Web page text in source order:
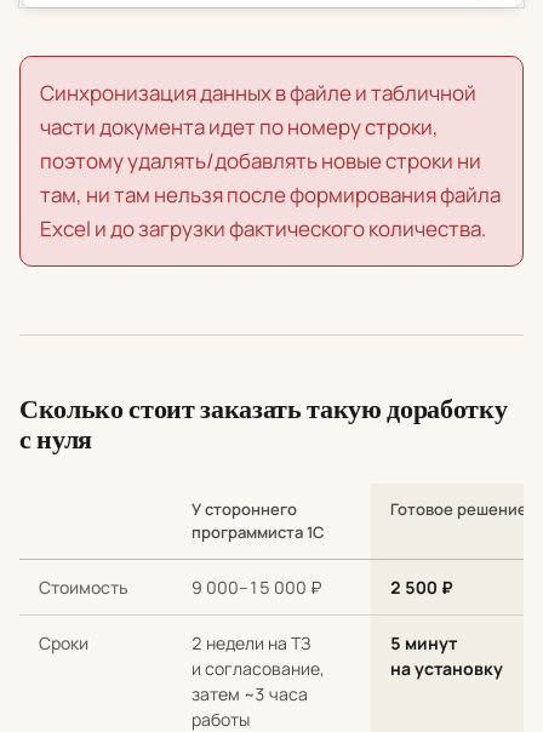
Синхронизация данных в файле и табличной
части документа идет по номеру строки,
поэтому удалять/добавлять новые строки ни
там, ни там нельзя после формирования файла
Excel и до загрузки фактического количества.
Сколько стоит заказать такую доработку
с нуля
У стороннего
программиста 1С
Готовое решение
Стоимость 9 000–15 000 ₽ 2 500 ₽
Сроки
2 недели на ТЗ
и согласование,
затем ~3 часа
работы
5 минут
на установку